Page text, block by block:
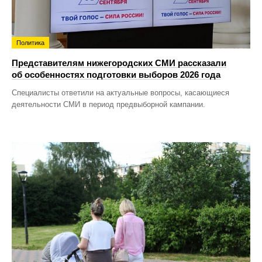
Политика
Представителям нижегородских СМИ рассказали
об особенностях подготовки выборов 2026 года
Специалисты ответили на актуальные вопросы, касающиеся
деятельности СМИ в период предвыборной кампании.